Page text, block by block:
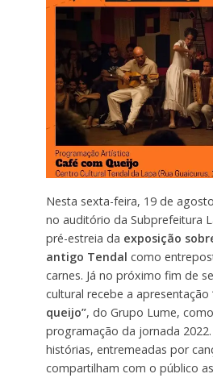
Nesta sexta-feira, 19 de
no auditório da Subprefeitura
pré-estreia da exposição
antigo Tendal como
carnes. Já no próximo fim de
cultural recebe a apresentação
queijo”, do Grupo Lume,
programação da jornada 2022.
histórias, entremeadas por
compartilham com o público